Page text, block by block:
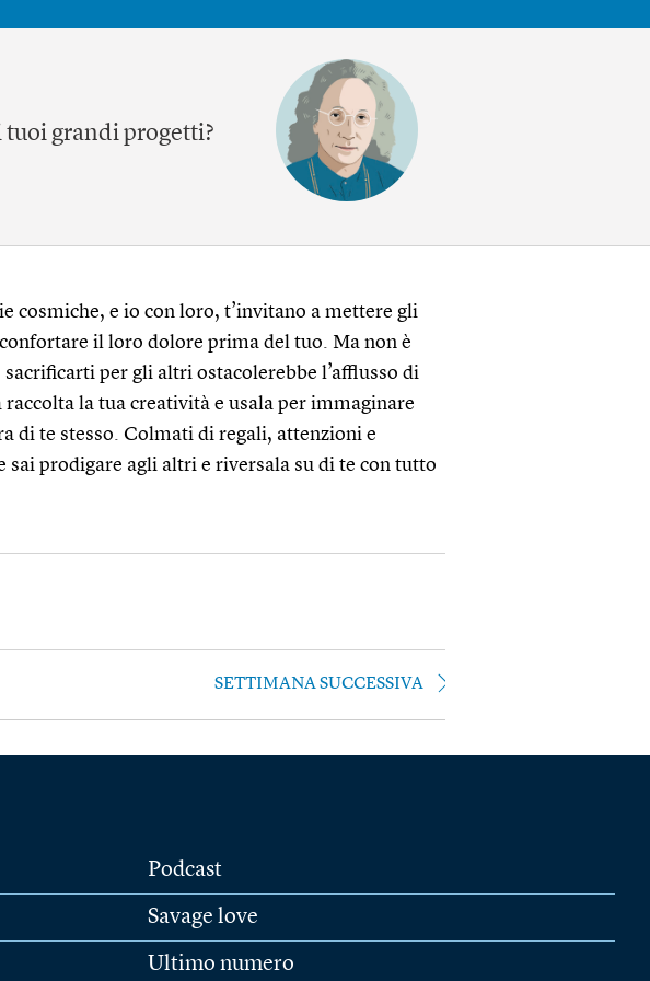
tuoi grandi progetti?
cosmiche, e io con loro, t’invitano a mettere gli
il loro dolore prima del tuo. Ma non è
per gli altri ostacolerebbe l’afflusso di
la tua creatività e usala per immaginare
di te stesso. Colmati di regali, attenzioni e
sai prodigare agli altri e riversala su di te con tutto
SETTIMANA SUCCESSIVA
Podcast
Savage love
Ultimo numero